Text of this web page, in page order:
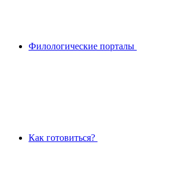
Филологические порталы
Как готовиться?